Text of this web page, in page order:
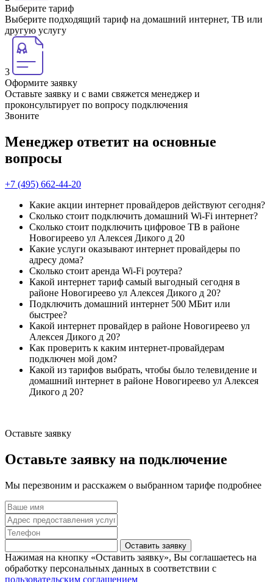
Выберите тариф
Выберите подходящий тариф на домашний интернет, ТВ или
другую услугу
3
Оформите заявку
Оставьте заявку и с вами свяжется менеджер и
проконсультирует по вопросу подключения
Звоните
Менеджер ответит на основные
вопросы
+7 (495) 662-44-20
Какие акции интернет провайдеров действуют сегодня?
Сколько стоит подключить домашний Wi-Fi интернет?
Сколько стоит подключить цифровое ТВ в районе
Новогиреево ул Алексея Дикого д 20
Какие услуги оказывают интернет провайдеры по
адресу дома?
Сколько стоит аренда Wi-Fi роутера?
Какой интернет тариф самый выгодный сегодня в
районе Новогиреево ул Алексея Дикого д 20?
Подключить домашний интернет 500 МБит или
быстрее?
Какой интернет провайдер в районе Новогиреево ул
Алексея Дикого д 20?
Как проверить к каким интернет-провайдерам
подключен мой дом?
Какой из тарифов выбрать, чтобы было телевидение и
домашний интернет в районе Новогиреево ул Алексея
Дикого д 20?
Оставьте заявку
Оставьте заявку на подключение
Мы перезвоним и расскажем о выбранном тарифе подробнее
Оставить заявку
Нажимая на кнопку «Оставить заявку», Вы соглашаетесь на
обработку персональных данных в соответствии с
пользовательским соглашением